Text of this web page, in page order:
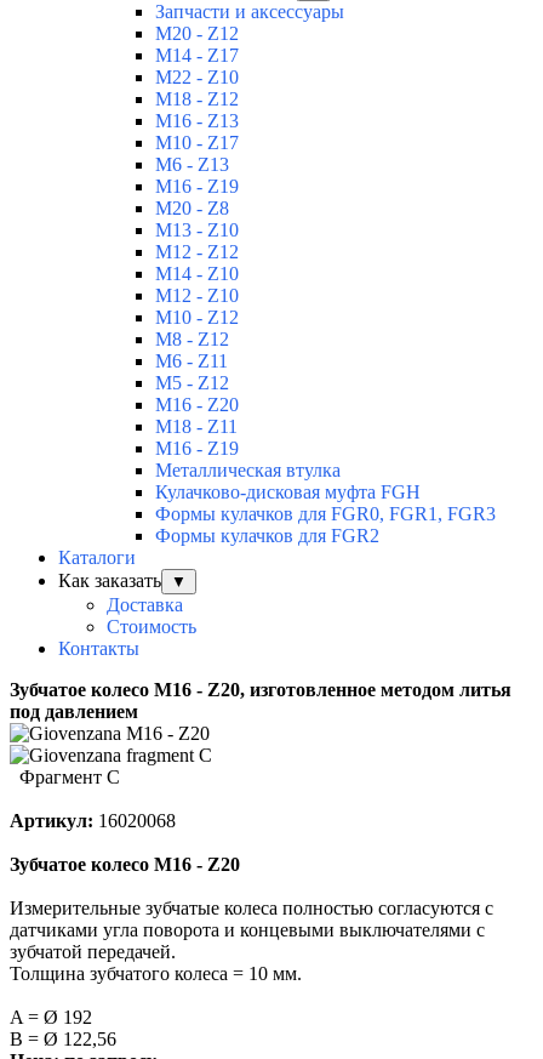
Запчасти и аксессуары
M20 - Z12
M14 - Z17
M22 - Z10
M18 - Z12
M16 - Z13
M10 - Z17
M6 - Z13
M16 - Z19
M20 - Z8
M13 - Z10
M12 - Z12
M14 - Z10
M12 - Z10
M10 - Z12
M8 - Z12
M6 - Z11
M5 - Z12
M16 - Z20
M18 - Z11
M16 - Z19
Металлическая втулка
Кулачково-дисковая муфта FGH
Формы кулачков для FGR0, FGR1, FGR3
Формы кулачков для FGR2
Каталоги
Как заказать
▼
Доставка
Стоимость
Контакты
Зубчатое колесо M16 - Z20, изготовленное методом литья
под давлением
Фрагмент С
Артикул: 16020068
Зубчатое колесо M16 - Z20
Измерительные зубчатые колеса полностью согласуются с
датчиками угла поворота и концевыми выключателями с
зубчатой передачей.
Толщина зубчатого колеса = 10 мм.
A = Ø 192
B = Ø 122,56